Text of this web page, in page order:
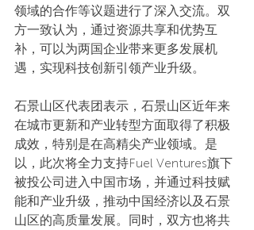
领域的合作等议题进行了深入交流。双
方一致认为，通过资源共享和优势互
补，可以为两国企业带来更多发展机
遇，实现科技创新引领产业升级。
石景山区代表团表示，石景山区近年来
在城市更新和产业转型方面取得了积极
成效，特别是在高精尖产业领域。是
以，此次将全力支持Fuel Ventures旗下
被投公司进入中国市场，并通过科技赋
能和产业升级，推动中国经济以及石景
山区的高质量发展。同时，双方也将共